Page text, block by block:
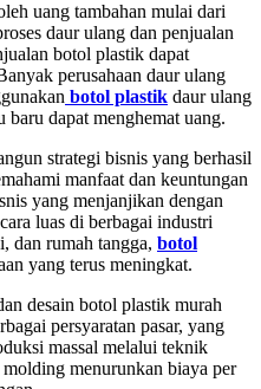
uang tambahan mulai dari
daur ulang dan penjualan
botol plastik dapat
perusahaan daur ulang
botol plastik daur ulang
baru dapat menghemat uang.
strategi bisnis yang berhasil
manfaat dan keuntungan
yang menjanjikan dengan
luas di berbagai industri
dan rumah tangga, botol
yang terus meningkat.
desain botol plastik murah
persyaratan pasar, yang
massal melalui teknik
menurunkan biaya per